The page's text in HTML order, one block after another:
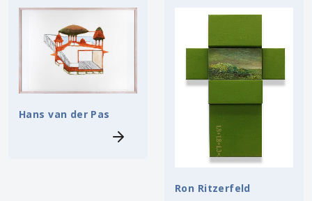
Hans van der Pas
Ron Ritzerfeld